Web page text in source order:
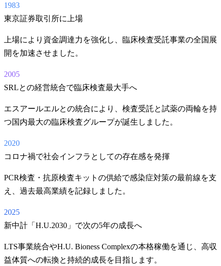
1983
東京証券取引所に上場
上場により資金調達力を強化し、臨床検査受託事業の全国展
開を加速させました。
2005
SRLとの経営統合で臨床検査最大手へ
エスアールエルとの統合により、検査受託と試薬の両輪を持
つ国内最大の臨床検査グループが誕生しました。
2020
コロナ禍で社会インフラとしての存在感を発揮
PCR検査・抗原検査キットの供給で感染症対策の最前線を支
え、過去最高業績を記録しました。
2025
新中計「H.U.2030」で次の5年の成長へ
LTS事業統合やH.U. Bioness Complexの本格稼働を通じ、高収
益体質への転換と持続的成長を目指します。